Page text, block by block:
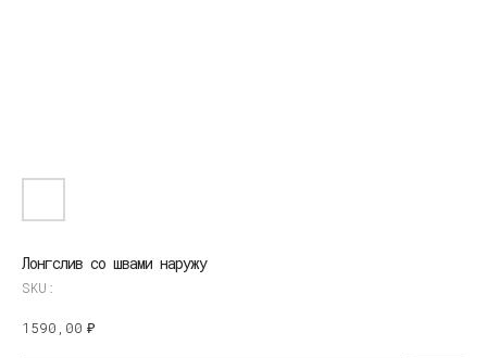
Лонгслив со швами наружу
SKU:
1590,00 ₽